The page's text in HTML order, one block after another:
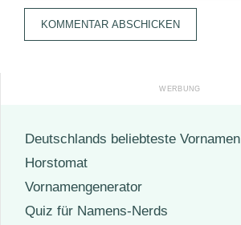
Adresse
Deutschlands beliebteste Vornamen
Horstomat
Vornamengenerator
Quiz für Namens-Nerds